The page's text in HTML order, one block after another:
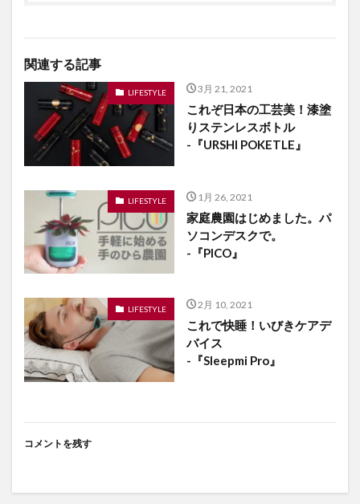
関連する記事
LIFESTYLE 3月 21, 2021
これぞ日本の工芸美！漆塗
りステンレスボトル
-『URSHI POKETLE』
LIFESTYLE 1月 26, 2021
家庭農園はじめました。パ
ソコンデスクで。
-『PICO』
LIFESTYLE 2月 10, 2021
これで快睡！いびきケアデ
バイス
-『Sleepmi Pro』
コメントを残す